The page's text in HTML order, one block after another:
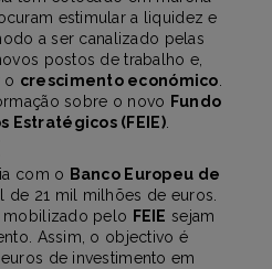
estimular a liquidez e
a ser canalizado pelas
postos de trabalho e,
o crescimento económico
sobre o novo Fundo
Estratégicos (FEIE).
com o Banco Europeu de
de 21 mil milhões de euros.
mobilizado pelo FEIE sejam
Assim, o objectivo é
de investimento em